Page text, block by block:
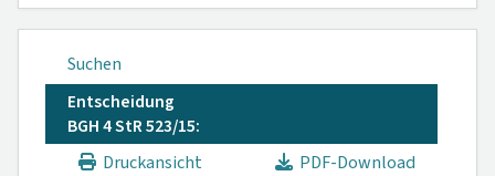
Suchen
Entscheidung
BGH 4 StR 523/15:
Druckansicht
PDF-Download